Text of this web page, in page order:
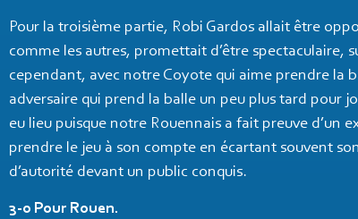
Pour la troisième partie, Robi Gardos allait être
comme les autres, promettait d’être spectaculaire,
cependant, avec notre Coyote qui aime prendre la
adversaire qui prend la balle un peu plus tard pour
eu lieu puisque notre Rouennais a fait preuve d’un
prendre le jeu à son compte en écartant souvent
d’autorité devant un public conquis.
3-0 Pour Rouen.